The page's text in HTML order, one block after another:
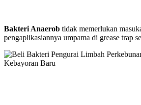
Bakteri Anaerob tidak memerlukan
pengaplikasiannya umpama di grease trap